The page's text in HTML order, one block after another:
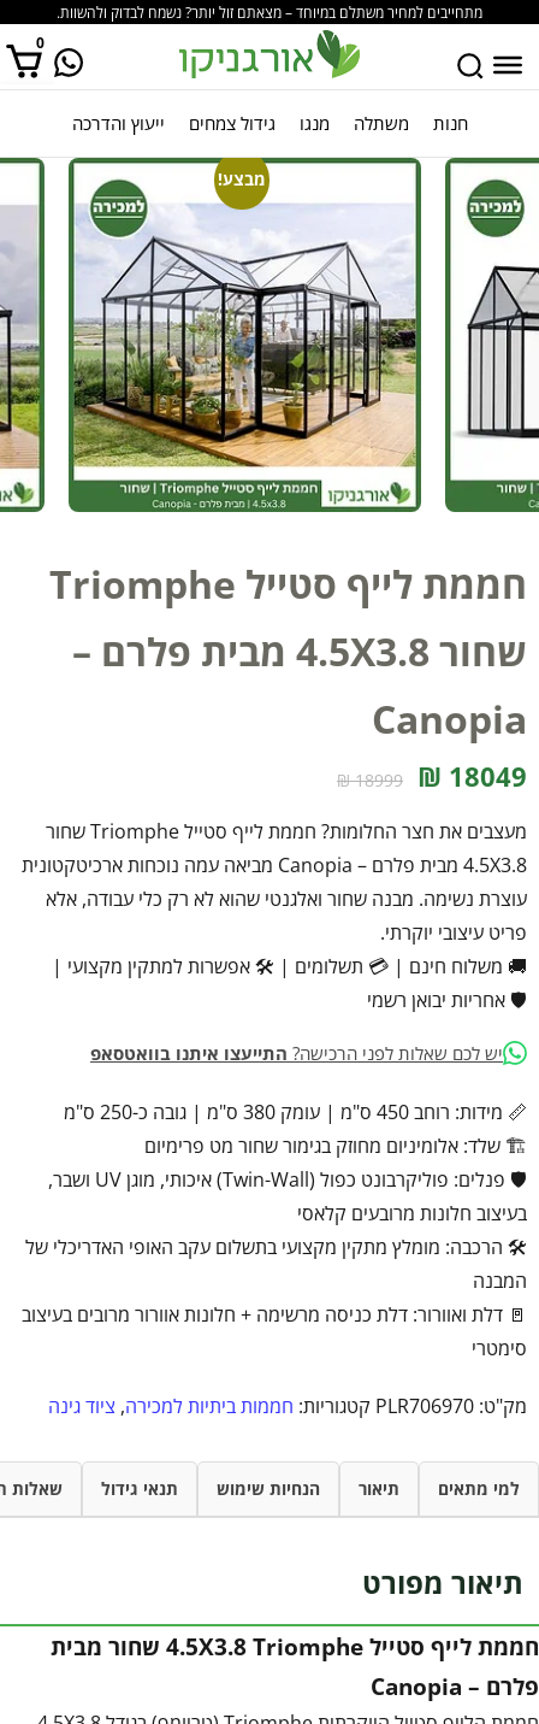
מתחייבים למחיר משתלם במיוחד – מצאתם זול יותר? נשמח לבדוק ולהשוות.
0
אין מוצרים בסל הקניות. חנות משתלה מנגו גידול צמחים ייעוץ והדרכה
מבצע!
חממת לייף סטייל Triomphe
שחור 4.5X3.8 מבית פלרם –
Canopia
18049 ₪
18999 ₪
מעצבים את חצר החלומות? חממת לייף סטייל Triomphe שחור
4.5X3.8 מבית פלרם – Canopia מביאה עמה נוכחות ארכיטקטונית
עוצרת נשימה. מבנה שחור ואלגנטי שהוא לא רק כלי עבודה, אלא
פריט עיצובי יוקרתי.
🚚 משלוח חינם | 💳 תשלומים | 🛠️ אפשרות למתקין מקצועי |
🛡️ אחריות יבואן רשמי
יש לכם שאלות לפני הרכישה? התייעצו איתנו בוואטסאפ
📏 מידות: רוחב 450 ס"מ | עומק 380 ס"מ | גובה כ-250 ס"מ
🏗️ שלד: אלומיניום מחוזק בגימור שחור מט פרימיום
🛡️ פנלים: פוליקרבונט כפול (Twin-Wall) איכותי, מוגן UV ושבר,
בעיצוב חלונות מרובעים קלאסי
🛠️ הרכבה: מומלץ מתקין מקצועי בתשלום עקב האופי האדריכלי של
המבנה
🚪 דלת ואוורור: דלת כניסה מרשימה + חלונות אוורור מרובים בעיצוב
סימטרי
מק"ט: PLR706970 קטגוריות: חממות ביתיות למכירה, ציוד גינה
למי מתאים תיאור הנחיות שימוש תנאי גידול שאלות
תיאור מפורט
חממת לייף סטייל 4.5X3.8 Triomphe שחור מבית
פלרם – Canopia